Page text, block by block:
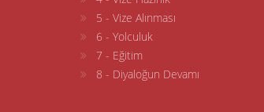
5 - Vize Alınması
6 - Yolculuk
7 - Eğitim
8 - Diyaloğun Devamı